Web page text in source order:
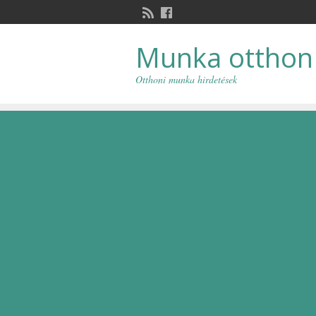
Munka otthon
Otthoni munka hirdetések